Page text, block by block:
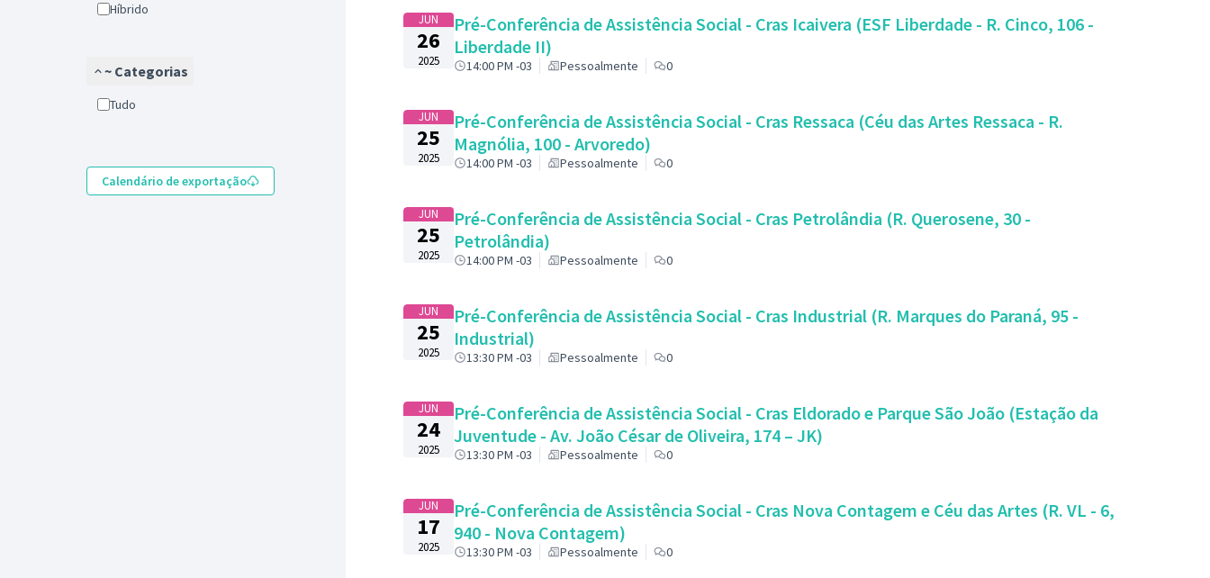
Híbrido
~ Categorias
tudo
Calendário de exportação
JUN
26
2025
Pré-Conferência de Assistência Social - Cras Icaivera (ESF Liberdade - R. Cinco, 106 -
Liberdade II)
14:00 PM -03 Pessoalmente 0
JUN
25
2025
Pré-Conferência de Assistência Social - Cras Ressaca (Céu das Artes Ressaca - R.
Magnólia, 100 - Arvoredo)
14:00 PM -03 Pessoalmente 0
JUN
25
2025
Pré-Conferência de Assistência Social - Cras Petrolândia (R. Querosene, 30 -
Petrolândia)
14:00 PM -03 Pessoalmente 0
JUN
25
2025
Pré-Conferência de Assistência Social - Cras Industrial (R. Marques do Paraná, 95 -
Industrial)
13:30 PM -03 Pessoalmente 0
JUN
24
2025
Pré-Conferência de Assistência Social - Cras Eldorado e Parque São João (Estação da
Juventude - Av. João César de Oliveira, 174 – JK)
13:30 PM -03 Pessoalmente 0
JUN
17
2025
Pré-Conferência de Assistência Social - Cras Nova Contagem e Céu das Artes (R. VL - 6,
940 - Nova Contagem)
13:30 PM -03 Pessoalmente 0